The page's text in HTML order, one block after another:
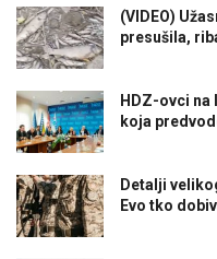
(VIDEO)
presušila,
HDZ-ovci na
koja
Detalji
Evo tko